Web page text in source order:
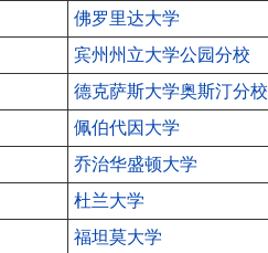
佛罗里达大学
宾州州立大学公园分校
德克萨斯大学奥斯汀分校
佩伯代因大学
乔治华盛顿大学
杜兰大学
福坦莫大学